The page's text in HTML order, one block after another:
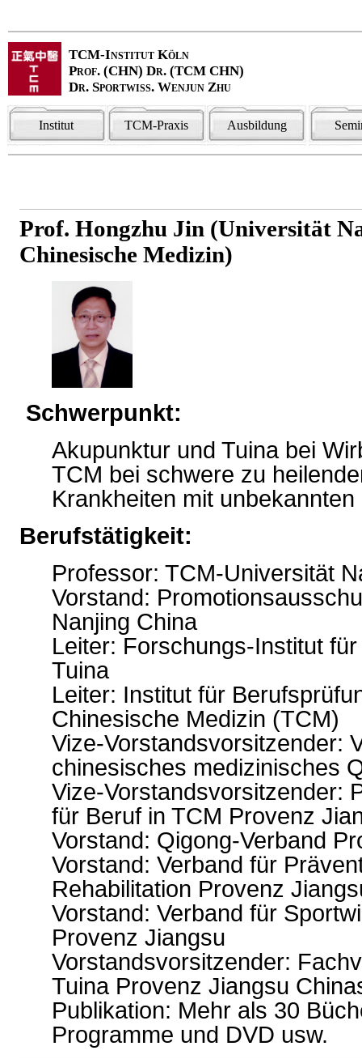
TCM-Institut Köln
Prof. (CHN) Dr. (TCM CHN)
Dr. Sportwiss. Wenjun Zhu
Institut TCM-Praxis Ausbildung
Prof. Hongzhu Jin (Universität
Chinesische Medizin)
Schwerpunkt:
Akupunktur und Tuina bei
TCM bei schwere zu
Krankheiten mit
Berufstätigkeit:
Professor: TCM-Universität
Vorstand:
Nanjing China
Leiter: Forschungs-Institut
Tuina
Leiter: Institut für
Chinesische Medizin (TCM)
Vize-Vorstandsvorsitzender:
chinesisches medizinisches
Vize-Vorstandsvorsitzender:
für Beruf in TCM Provenz
Vorstand: Qigong-Verband
Vorstand: Verband für
Rehabilitation Provenz
Vorstand: Verband für
Provenz Jiangsu
Vorstandsvorsitzender:
Tuina Provenz Jiangsu
Publikation: Mehr als 30
Programme und DVD usw.